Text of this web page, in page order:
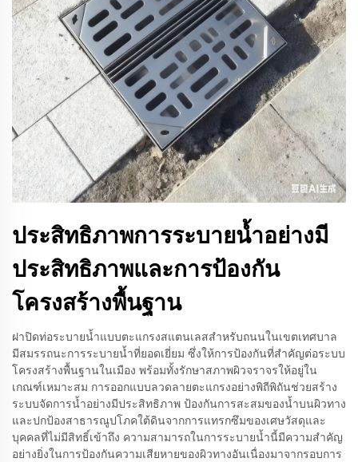
ประสิทธิภาพการระบายน้ำอย่างมี
ประสิทธิภาพและการป้องกัน
โครงสร้างพื้นฐาน
ฝาปิดท่อระบายน้ำแบบตะแกรงสแตนเลสสำหรับถนนในเขตเทศบาล
มีสมรรถนะการระบายน้ำที่ยอดเยี่ยม ซึ่งให้การป้องกันที่สำคัญต่อระบบ
โครงสร้างพื้นฐานในเมือง พร้อมทั้งรักษาสภาพผิวจราจรให้อยู่ใน
เกณฑ์เหมาะสม การออกแบบลวดลายตะแกรงอย่างพิถีพิถันช่วยสร้าง
ระบบจัดการน้ำอย่างมีประสิทธิภาพ ป้องกันการสะสมของน้ำบนผิวทาง
และปกป้องสาธารณูปโภคใต้ดินจากการแทรกซึมของเศษวัสดุและ
บุคคลที่ไม่มีสิทธิ์เข้าถึง ความสามารถในการระบายน้ำนี้มีความสำคัญ
อย่างยิ่งในการป้องกันความเสียหายของผิวทางอันเนื่องมาจากรอบการ